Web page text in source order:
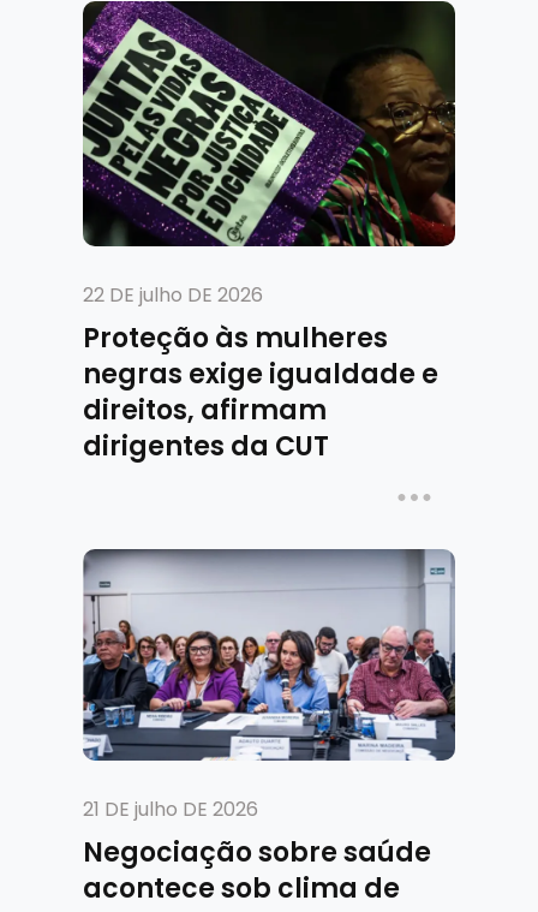
22 DE julho DE 2026
Proteção às mulheres
negras exige igualdade e
direitos, afirmam
dirigentes da CUT
21 DE julho DE 2026
Negociação sobre saúde
acontece sob clima de